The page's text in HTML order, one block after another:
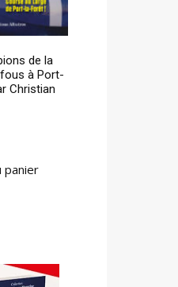
de la
à Port-
Christian
panier